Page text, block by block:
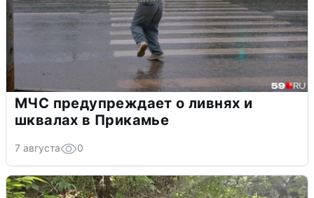
МЧС предупреждает о ливнях и
шквалах в Прикамье
7 августа 0